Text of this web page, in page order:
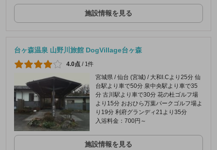
施設情報を見る
台ヶ森温泉 山野川旅館 DogVillage台ヶ森
4.0点 / 1件
宮城県 / 仙台 (宮城) / 大和I.Cより25分 仙
台駅より車で50分 泉中央駅より車で35
分 古川駅より車で30分 花の杜ゴルフ場
より15分 おおひら万葉パークゴルフ場よ
り19分 利府グランディ21より35分
入浴料金：700円～
施設情報を見る